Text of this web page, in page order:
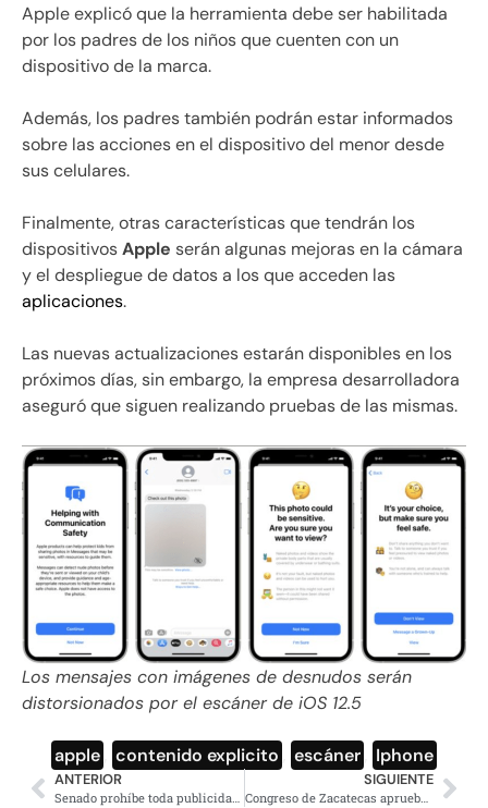
Apple explicó que la herramienta debe ser habilitada
por los padres de los niños que cuenten con un
dispositivo de la marca.
Además, los padres también podrán estar informados
sobre las acciones en el dispositivo del menor desde
sus celulares.
Finalmente, otras características que tendrán los
dispositivosApple serán algunas mejoras en la cámara
y el despliegue de datos a los que acceden las
aplicaciones.
Las nuevas actualizaciones estarán disponibles en los
próximos días, sin embargo, la empresa desarrolladora
aseguró que siguen realizando pruebas de las mismas.
Los mensajes con imágenes de desnudos serán
distorsionados por el escáner de iOS 12.5
apple contenido explicito escáner Iphone
ANTERIOR
Senado prohíbe toda publicidad a productos del tabaco
SIGUIENTE
Congreso de Zacatecas aprueba los matrimonios igualitarios